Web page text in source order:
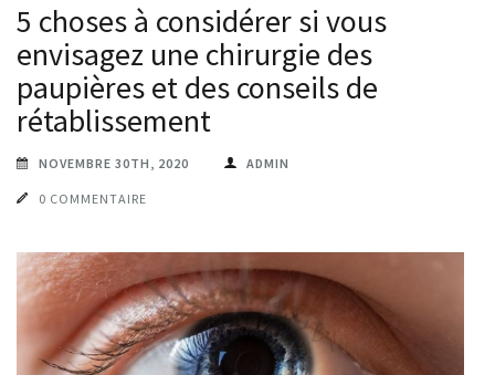
5 choses à considérer si vous
envisagez une chirurgie des
paupières et des conseils de
rétablissement
NOVEMBRE 30TH, 2020 ADMIN
0 COMMENTAIRE